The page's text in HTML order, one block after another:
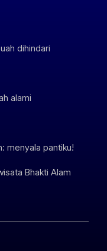
dihindari
alami
menyala pantiku!
Bhakti Alam